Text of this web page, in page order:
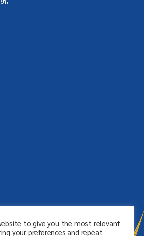
to give you the most relevant
your preferences and repeat